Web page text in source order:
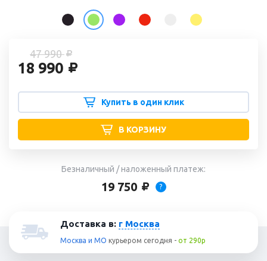
47 990
18 990
Купить в один клик
В КОРЗИНУ
Безналичный / наложенный платеж:
19 750 ?
Доставка в: г Москва
Москва и МО курьером сегодня - от 290р